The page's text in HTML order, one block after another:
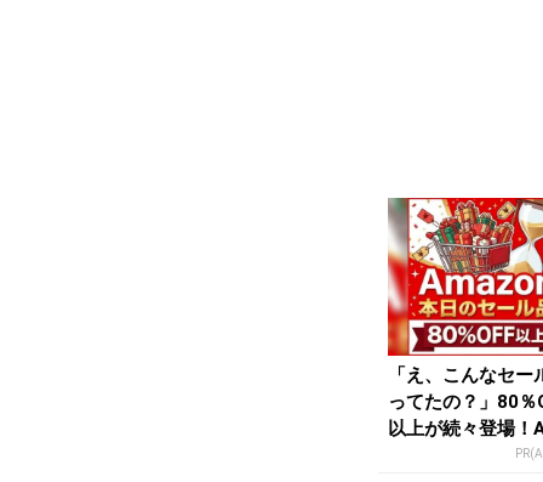
「え、こんなセー
ってたの？」80％
以上が続々登場！